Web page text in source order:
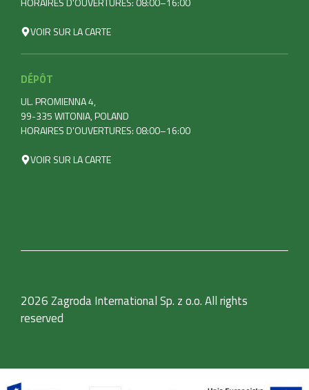
VOIR SUR LA CARTE
DÉPÔT
UL. PROMIENNA 4,
99-335 WITONIA, POLAND
HORAIRES D'OUVERTURES: 08:00–16:00
VOIR SUR LA CARTE
2026 Zagroda International Sp. z o.o. All rights
reserved